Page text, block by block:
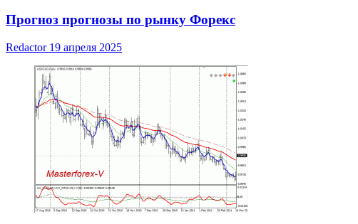
Прогноз прогнозы по рынку Форекс
Redactor 19 апреля 2025